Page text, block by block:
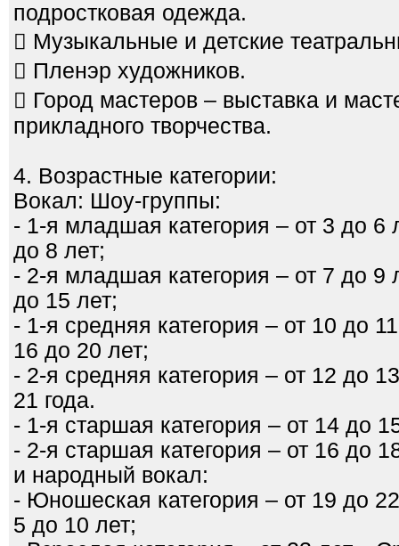
подростковая одежда.
 Музыкальные и детские
 Пленэр художников.
 Город мастеров – выставка и
прикладного творчества.
4. Возрастные категории:
Вокал: Шоу-группы:
- 1-я младшая категория – от 3 до 6
до 8 лет;
- 2-я младшая категория – от 7 до 9
до 15 лет;
- 1-я средняя категория – от 10 до
16 до 20 лет;
- 2-я средняя категория – от 12 до
21 года.
- 1-я старшая категория – от 14 до
- 2-я старшая категория – от 16 до
и народный вокал:
- Юношеская категория – от 19 до
5 до 10 лет;